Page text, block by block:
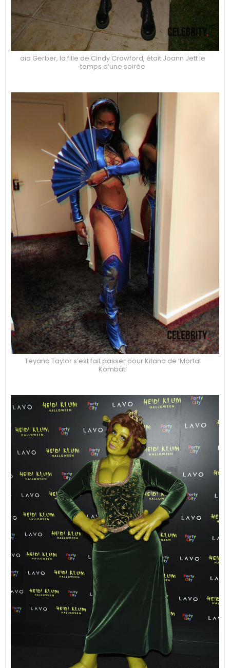
aia Gerber, la fille de Cindy Crawford, était Joann Jett le
temps d’une soirée
Teyana Taylor s’est fait passer pour Kitana de ‘Mortal
Kombat’